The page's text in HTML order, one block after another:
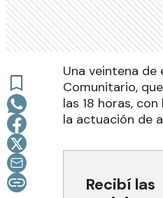
Una veintena
Comunitario,
las 18 horas,
la actuación de
Recibí las